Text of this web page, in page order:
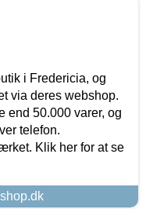
i Fredericia, og
via deres webshop.
end 50.000 varer, og
telefon.
Klik her for at se